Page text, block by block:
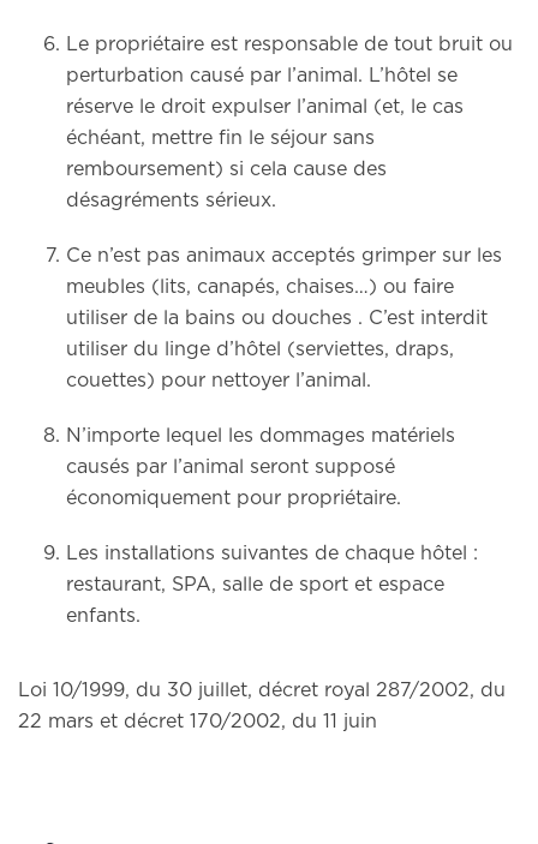
Le propriétaire est responsable de tout bruit ou
perturbation causé par l’animal. L’hôtel se
réserve le droit expulser l’animal (et, le cas
échéant, mettre fin le séjour sans
remboursement) si cela cause des
désagréments sérieux.
Ce n’est pas animaux acceptés grimper sur les
meubles (lits, canapés, chaises…) ou faire
utiliser de la bains ou douches . C’est interdit
utiliser du linge d’hôtel (serviettes, draps,
couettes) pour nettoyer l’animal.
N’importe lequel les dommages matériels
causés par l’animal seront supposé
économiquement pour propriétaire.
Les installations suivantes de chaque hôtel :
restaurant, SPA, salle de sport et espace
enfants.
Loi 10/1999, du 30 juillet, décret royal 287/2002, du
22 mars et décret 170/2002, du 11 juin